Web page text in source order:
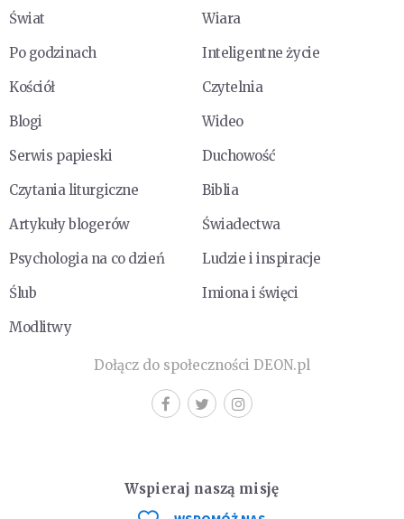
Świat
Wiara
Po godzinach
Inteligentne życie
Kościół
Czytelnia
Blogi
Wideo
Serwis papieski
Duchowość
Czytania liturgiczne
Biblia
Artykuły blogerów
Świadectwa
Psychologia na co dzień
Ludzie i inspiracje
Ślub
Imiona i święci
Modlitwy
Dołącz do społeczności DEON.pl
Wspieraj naszą misję